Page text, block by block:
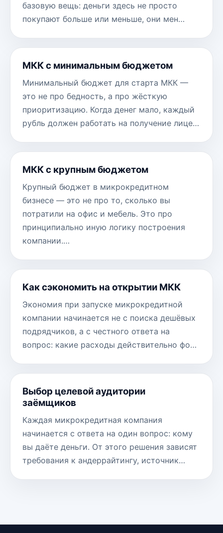
базовую вещь: деньги здесь не просто
покупают больше или меньше, они мен…
МКК с минимальным бюджетом
Минимальный бюджет для старта МКК —
это не про бедность, а про жёсткую
приоритизацию. Когда денег мало, каждый
рубль должен работать на получение лице…
МКК с крупным бюджетом
Крупный бюджет в микрокредитном
бизнесе — это не про то, сколько вы
потратили на офис и мебель. Это про
принципиально иную логику построения
компании.…
Как сэкономить на открытии МКК
Экономия при запуске микрокредитной
компании начинается не с поиска дешёвых
подрядчиков, а с честного ответа на
вопрос: какие расходы действительно фо…
Выбор целевой аудитории
заёмщиков
Каждая микрокредитная компания
начинается с ответа на один вопрос: кому
вы даёте деньги. От этого решения зависят
требования к андеррайтингу, источник…